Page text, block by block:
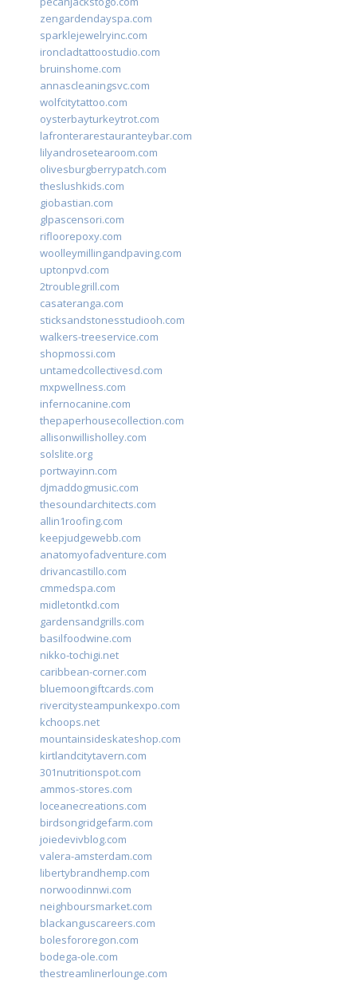
zengardendayspa.com
sparklejewelryinc.com
ironcladtattoostudio.com
bruinshome.com
annascleaningsvc.com
wolfcitytattoo.com
oysterbayturkeytrot.com
lafronterarestauranteybar.com
lilyandrosetearoom.com
olivesburgberrypatch.com
theslushkids.com
giobastian.com
glpascensori.com
rifloorepoxy.com
woolleymillingandpaving.com
uptonpvd.com
2troublegrill.com
casateranga.com
sticksandstonesstudiooh.com
walkers-treeservice.com
shopmossi.com
untamedcollectivesd.com
mxpwellness.com
infernocanine.com
thepaperhousecollection.com
allisonwillisholley.com
solslite.org
portwayinn.com
djmaddogmusic.com
thesoundarchitects.com
allin1roofing.com
keepjudgewebb.com
anatomyofadventure.com
drivancastillo.com
cmmedspa.com
midletontkd.com
gardensandgrills.com
basilfoodwine.com
nikko-tochigi.net
caribbean-corner.com
bluemoongiftcards.com
rivercitysteampunkexpo.com
kchoops.net
mountainsideskateshop.com
kirtlandcitytavern.com
301nutritionspot.com
ammos-stores.com
loceanecreations.com
birdsongridgefarm.com
joiedevivblog.com
valera-amsterdam.com
libertybrandhemp.com
norwoodinnwi.com
neighboursmarket.com
blackanguscareers.com
bolesfororegon.com
bodega-ole.com
thestreamlinerlounge.com